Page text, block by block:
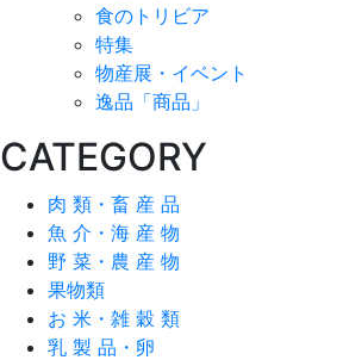
食のトリビア
特集
物産展・イベント
逸品「商品」
CATEGORY
肉 類・畜 産 品
魚 介・海 産 物
野 菜・農 産 物
果物類
お 米・雑 穀 類
乳 製 品・卵